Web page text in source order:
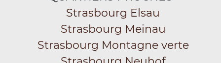
Strasbourg Elsau
Strasbourg Meinau
Strasbourg Montagne verte